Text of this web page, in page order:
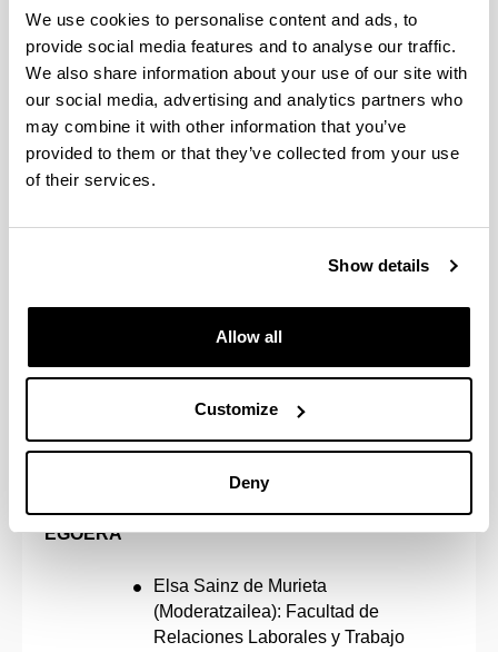
We use cookies to personalise content and ads, to
provide social media features and to analyse our traffic.
We also share information about your use of our site with
our social media, advertising and analytics partners who
may combine it with other information that you’ve
provided to them or that they’ve collected from your use
of their services.
Show details
Allow all
Customize
Deny
David Pardo: Visitante Ikerbasque.
Dpto. Matemáticas
Teo Rojo: Catedrático Emérito de
Universidad. Dpto. Química Orgánica
e Inorgánica (teo.rojo@ehu.eus )
Edurne Redondo: Investigador
Doctor. Dpto. Química Orgánica e
Martín Olazar: Catedrático de
Fernando Plazaola: Catedrático de
Universidad. Dpto. Electricidad y
(IKUSI BIDEOA)
10:50 - 11:50Mahai-ingurua: INGURUMEN-
EGOERA
Elsa Sainz de Murieta
(Moderatzailea): Facultad de
Relaciones Laborales y Trabajo